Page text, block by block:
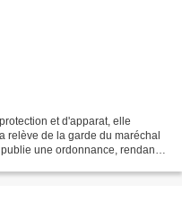
et d'apparat, elle
relève de la garde du maréchal
une ordonnance, rendant